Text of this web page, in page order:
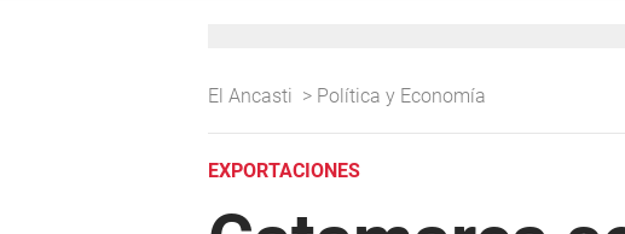
El Ancasti > Política y Economía
EXPORTACIONES